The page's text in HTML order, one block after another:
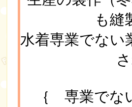
も縫
水着専業でない
｛ 専業でな